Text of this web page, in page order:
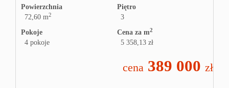
Powierzchnia
72,60 m2
Piętro
3
Pokoje
4 pokoje
Cena za m2
5 358,13 zł
cena 389 000 zł